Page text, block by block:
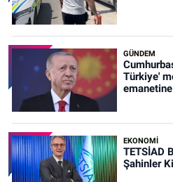
GÜNDEM
Türkiye'
EKONOMİ
TETSİAD
Şahinler